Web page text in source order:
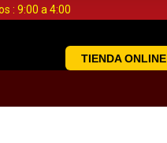
: 9:00 a 4:00
TIENDA ONLINE